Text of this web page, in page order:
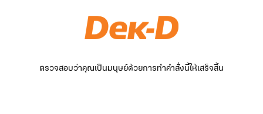
ตรวจสอบว่าคุณเป็นมนุษย์ด้วยการทำคำสั่งนี้ให้เสร็จสิ้น